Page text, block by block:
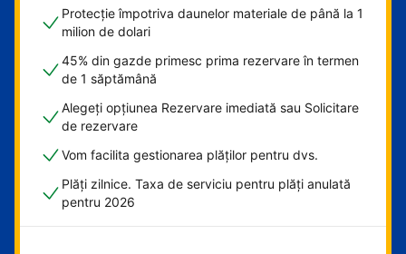
Protecție împotriva daunelor materiale de până la 1
milion de dolari
45% din gazde primesc prima rezervare în termen
de 1 săptămână
Alegeți opțiunea Rezervare imediată sau Solicitare
de rezervare
Vom facilita gestionarea plăților pentru dvs.
Plăți zilnice. Taxa de serviciu pentru plăți anulată
pentru 2026